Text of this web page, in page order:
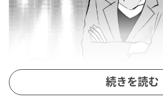
続きを読む